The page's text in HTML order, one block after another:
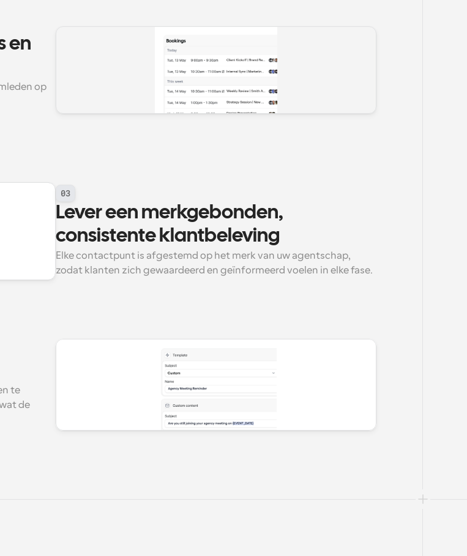
en
op
03
Lever een merkgebonden,
consistente klantbeleving
Elke contactpunt is afgestemd op het merk van uw agentschap,
zodat klanten zich gewaardeerd en geïnformeerd voelen in elke fase.
te
de